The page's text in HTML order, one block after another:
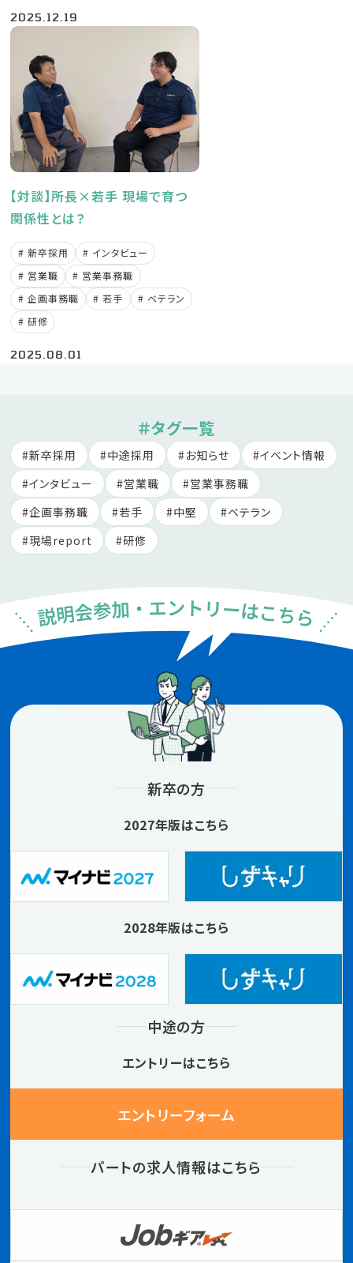
2025.12.19
【対談】所長×若手 現場で育つ
関係性とは？
新卒採用
インタビュー
営業職
営業事務職
企画事務職
若手
ベテラン
研修
2025.08.01
＃タグ一覧
新卒採用 中途採用 お知らせ
イベント情報
インタビュー
営業職
営業事務職
企画事務職
若手 中堅
ベテラン
現場report
研修
新卒の方
2027年版はこちら
2028年版はこちら
中途の方
エントリーはこちら
エントリーフォーム
パートの求人情報はこちら